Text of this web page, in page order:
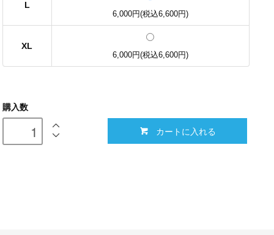
L
6,000円(税込6,600円)
XL
6,000円(税込6,600円)
購入数
カートに入れる